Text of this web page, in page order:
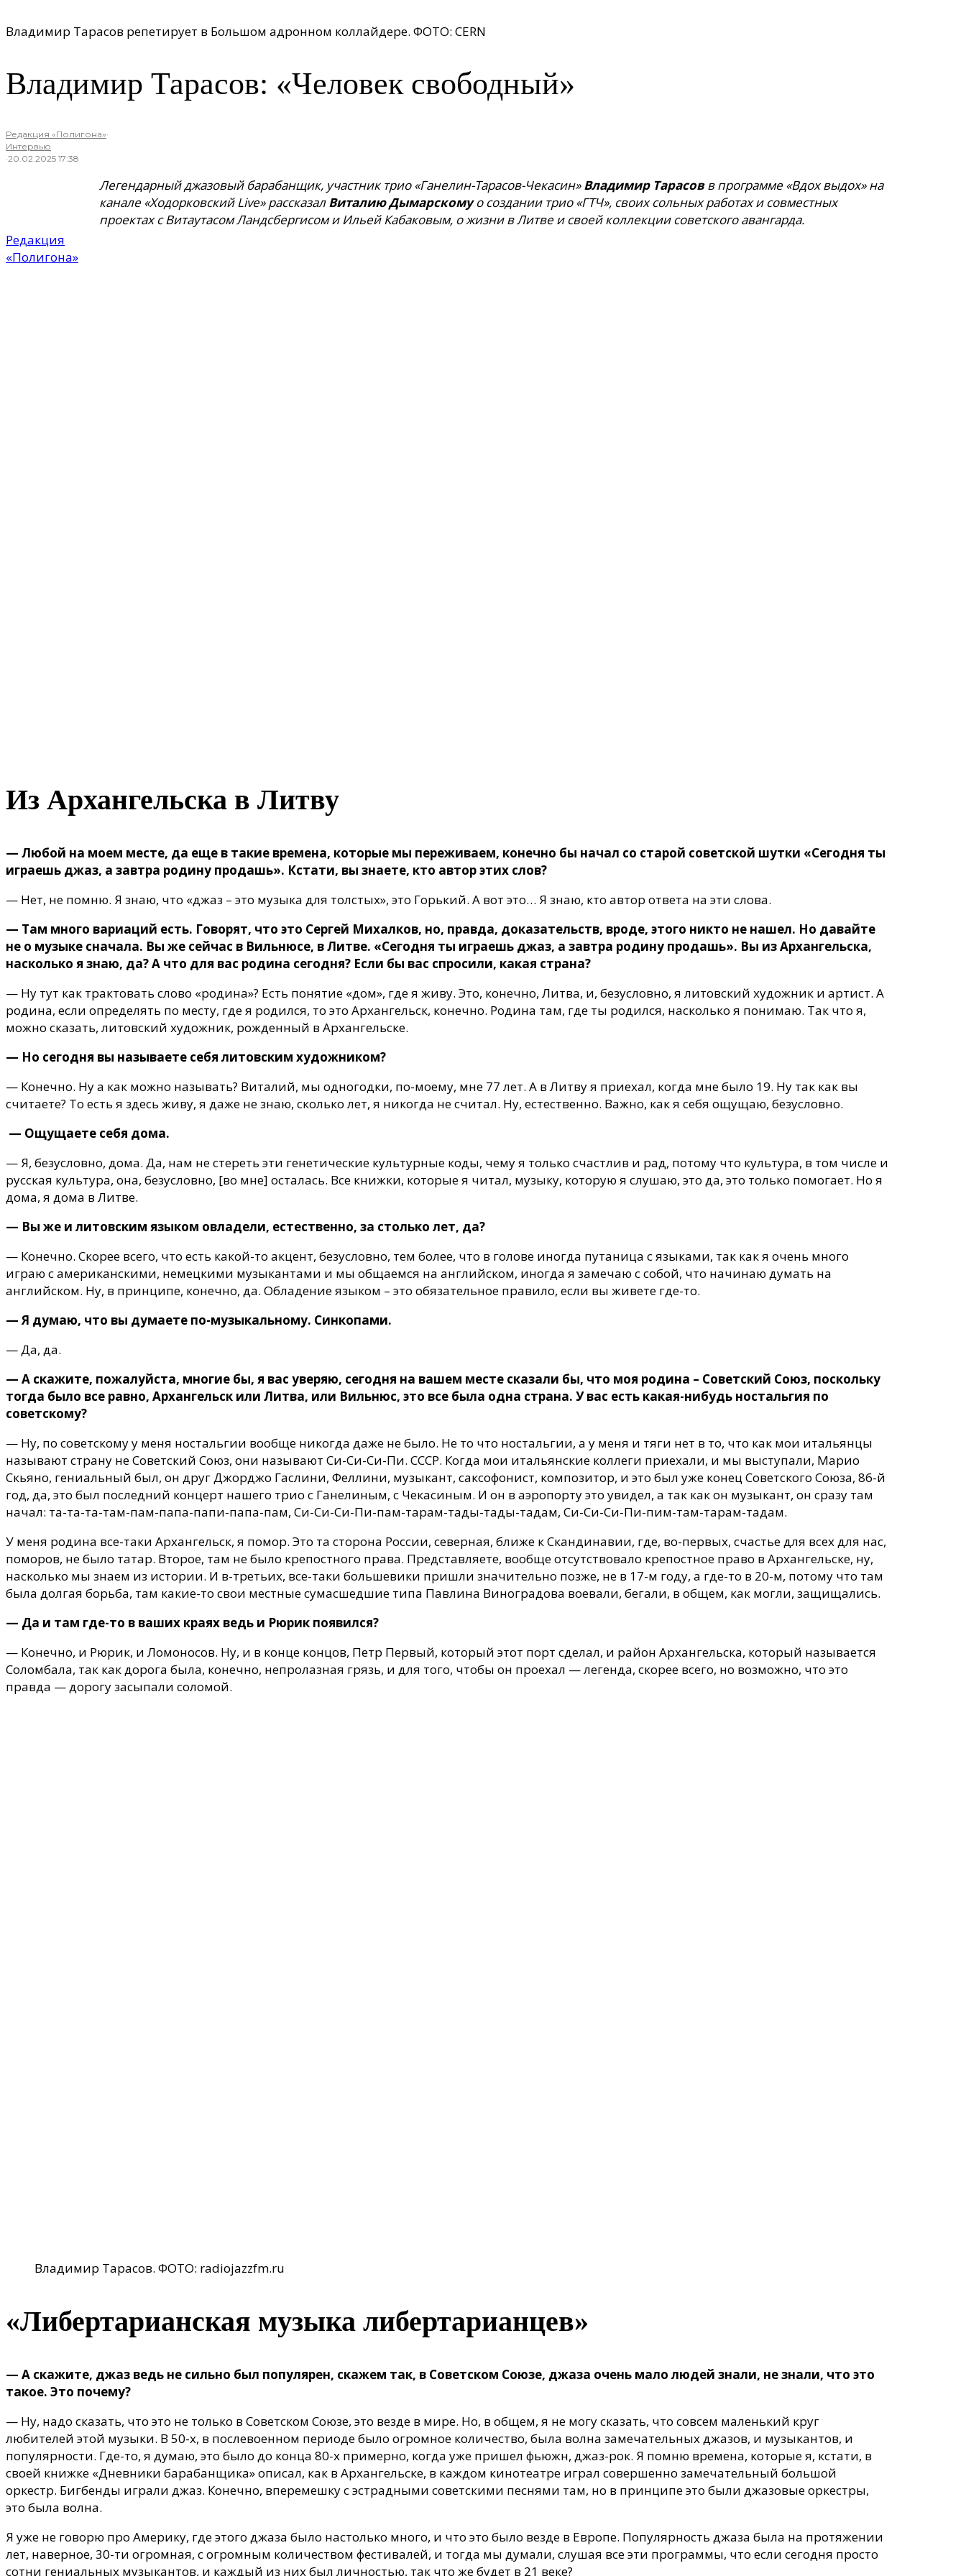
Владимир Тарасов репетирует в Большом адронном коллайдере. ФОТО: CERN
Владимир Тарасов: «Человек свободный»
Редакция «Полигона»·
Интервью
·20.02.2025 17:38
Редакция
«Полигона»
Легендарный джазовый барабанщик, участник трио «Ганелин-Тарасов-Чекасин»Владимир Тарасовв программе «Вдох выдох» на
канале «Ходорковский Live» рассказалВиталию Дымарскомуо создании трио «ГТЧ», своих сольных работах и совместных
проектах с Витаутасом Ландсбергисом и Ильей Кабаковым, о жизни в Литве и своей коллекции советского авангарда.
Из Архангельска в Литву
— Любой на моем месте, да еще в такие времена, которые мы переживаем, конечно бы начал со старой советской шутки «Сегодня ты
играешь джаз, а завтра родину продашь». Кстати, вы знаете, кто автор этих слов?
— Нет, не помню. Я знаю, что «джаз – это музыка для толстых», это Горький. А вот это… Я знаю, кто автор ответа на эти слова.
— Там много вариаций есть. Говорят, что это Сергей Михалков, но, правда, доказательств, вроде, этого никто не нашел. Но давайте
не о музыке сначала. Вы же сейчас в Вильнюсе, в Литве. «Сегодня ты играешь джаз, а завтра родину продашь». Вы из Архангельска,
насколько я знаю, да? А что для вас родина сегодня? Если бы вас спросили, какая страна?
— Ну тут как трактовать слово «родина»? Есть понятие «дом», где я живу. Это, конечно, Литва, и, безусловно, я литовский художник и артист. А
родина, если определять по месту, где я родился, то это Архангельск, конечно. Родина там, где ты родился, насколько я понимаю. Так что я,
можно сказать, литовский художник, рожденный в Архангельске.
— Но сегодня вы называете себя литовским художником?
— Конечно. Ну а как можно называть? Виталий, мы одногодки, по-моему, мне 77 лет. А в Литву я приехал, когда мне было 19. Ну так как вы
считаете? То есть я здесь живу, я даже не знаю, сколько лет, я никогда не считал. Ну, естественно. Важно, как я себя ощущаю, безусловно.
— Ощущаете себя дома.
— Я, безусловно, дома. Да, нам не стереть эти генетические культурные коды, чему я только счастлив и рад, потому что культура, в том числе и
русская культура, она, безусловно, [во мне] осталась. Все книжки, которые я читал, музыку, которую я слушаю, это да, это только помогает. Но я
дома, я дома в Литве.
— Вы же и литовским языком овладели, естественно, за столько лет, да?
— Конечно. Скорее всего, что есть какой-то акцент, безусловно, тем более, что в голове иногда путаница с языками, так как я очень много
играю с американскими, немецкими музыкантами и мы общаемся на английском, иногда я замечаю с собой, что начинаю думать на
английском. Ну, в принципе, конечно, да. Обладение языком – это обязательное правило, если вы живете где-то.
— Я думаю, что вы думаете по-музыкальному. Синкопами.
— Да, да.
— А скажите, пожалуйста, многие бы, я вас уверяю, сегодня на вашем месте сказали бы, что моя родина – Советский Союз, поскольку
тогда было все равно, Архангельск или Литва, или Вильнюс, это все была одна страна. У вас есть какая-нибудь ностальгия по
советскому?
— Ну, по советскому у меня ностальгии вообще никогда даже не было. Не то что ностальгии, а у меня и тяги нет в то, что как мои итальянцы
называют страну не Советский Союз, они называют Си-Си-Си-Пи. СССР. Когда мои итальянские коллеги приехали, и мы выступали, Марио
Скьяно, гениальный был, он друг Джорджо Гаслини, Феллини, музыкант, саксофонист, композитор, и это был уже конец Советского Союза, 86-й
год, да, это был последний концерт нашего трио с Ганелиным, с Чекасиным. И он в аэропорту это увидел, а так как он музыкант, он сразу там
начал: та-та-та-там-пам-папа-папи-папа-пам, Си-Си-Си-Пи-пам-тарам-тады-тады-тадам, Си-Си-Си-Пи-пим-там-тарам-тадам.
У меня родина все-таки Архангельск, я помор. Это та сторона России, северная, ближе к Скандинавии, где, во-первых, счастье для всех для нас,
поморов, не было татар. Второе, там не было крепостного права. Представляете, вообще отсутствовало крепостное право в Архангельске, ну,
насколько мы знаем из истории. И в-третьих, все-таки большевики пришли значительно позже, не в 17-м году, а где-то в 20-м, потому что там
была долгая борьба, там какие-то свои местные сумасшедшие типа Павлина Виноградова воевали, бегали, в общем, как могли, защищались.
— Да и там где-то в ваших краях ведь и Рюрик появился?
— Конечно, и Рюрик, и Ломоносов. Ну, и в конце концов, Петр Первый, который этот порт сделал, и район Архангельска, который называется
Соломбала, так как дорога была, конечно, непролазная грязь, и для того, чтобы он проехал — легенда, скорее всего, но возможно, что это
правда — дорогу засыпали соломой.
Владимир Тарасов. ФОТО: radiojazzfm.ru
«Либертарианская музыка либертарианцев»
— А скажите, джаз ведь не сильно был популярен, скажем так, в Советском Союзе, джаза очень мало людей знали, не знали, что это
такое. Это почему?
— Ну, надо сказать, что это не только в Советском Союзе, это везде в мире. Но, в общем, я не могу сказать, что совсем маленький круг
любителей этой музыки. В 50-х, в послевоенном периоде было огромное количество, была волна замечательных джазов, и музыкантов, и
популярности. Где-то, я думаю, это было до конца 80-х примерно, когда уже пришел фьюжн, джаз-рок. Я помню времена, которые я, кстати, в
своей книжке «Дневники барабанщика» описал, как в Архангельске, в каждом кинотеатре играл совершенно замечательный большой
оркестр. Бигбенды играли джаз. Конечно, вперемешку с эстрадными советскими песнями там, но в принципе это были джазовые оркестры,
это была волна.
Я уже не говорю про Америку, где этого джаза было настолько много, и что это было везде в Европе. Популярность джаза была на протяжении
лет, наверное, 30-ти огромная, с огромным количеством фестивалей, и тогда мы думали, слушая все эти программы, что если сегодня просто
сотни гениальных музыкантов, и каждый из них был личностью, так что же будет в 21 веке?